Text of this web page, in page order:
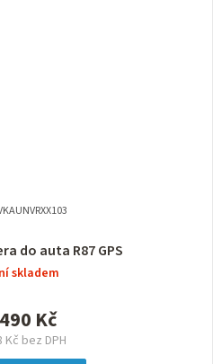
do auta R87 GPS
skladem
Kč bez DPH
Kč